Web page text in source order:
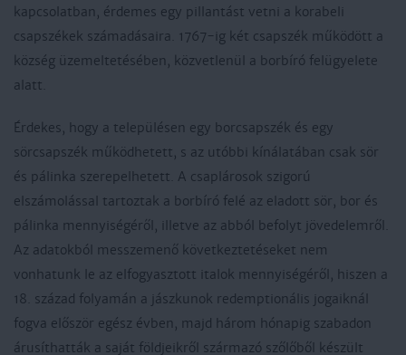
kapcsolatban, érdemes egy pillantást vetni a korabeli
csapszékek számadásaira. 1767-ig két csapszék működött a
község üzemeltetésében, közvetlenül a borbíró felügyelete
alatt.
Érdekes, hogy a településen egy borcsapszék és egy
sörcsapszék működhetett, s az utóbbi kínálatában csak sör
és pálinka szerepelhetett. A csaplárosok szigorú
elszámolással tartoztak a borbíró felé az eladott sör, bor és
pálinka mennyiségéről, illetve az abból befolyt jövedelemről.
Az adatokból messzemenő következtetéseket nem
vonhatunk le az elfogyasztott italok mennyiségéről, hiszen a
18. század folyamán a jászkunok redemptionális jogaiknál
fogva először egész évben, majd három hónapig szabadon
árusíthatták a saját földjeikről származó szőlőből készült